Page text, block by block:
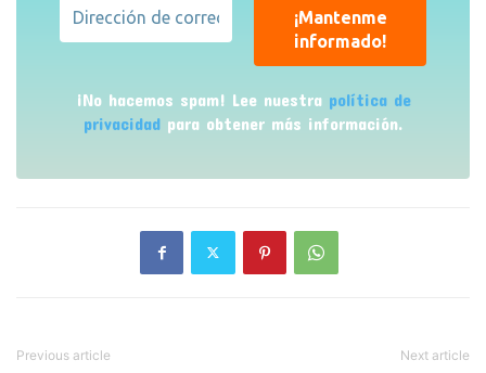
¡No hacemos spam! Lee nuestra política de
privacidad para obtener más información.
Previous article Next article